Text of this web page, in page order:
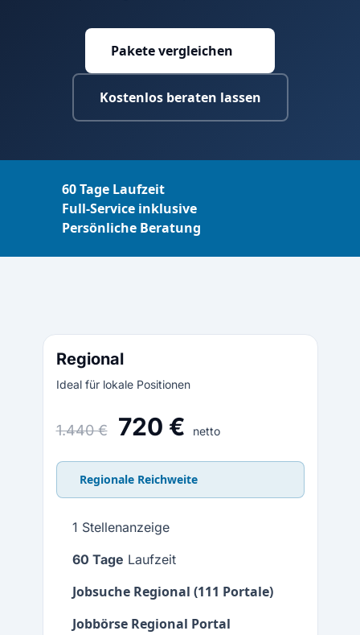
Pakete vergleichen
Kostenlos beraten lassen
60 Tage Laufzeit
Full-Service inklusive
Persönliche Beratung
Regional
Ideal für lokale Positionen
1.440 € 720 € netto
Regionale Reichweite
1 Stellenanzeige
60 Tage Laufzeit
Jobsuche Regional (111 Portale)
Jobbörse Regional Portal